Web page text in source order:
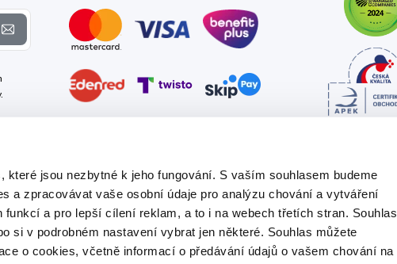
které jsou nezbytné k jeho fungování. S vaším souhlasem budeme
a zpracovávat vaše osobní údaje pro analýzu chování a vytváření
a pro lepší cílení reklam, a to i na webech třetích stran. Souhlas
si v podrobném nastavení vybrat jen některé. Souhlas můžete
o cookies, včetně informací o předávání údajů o vašem chování na